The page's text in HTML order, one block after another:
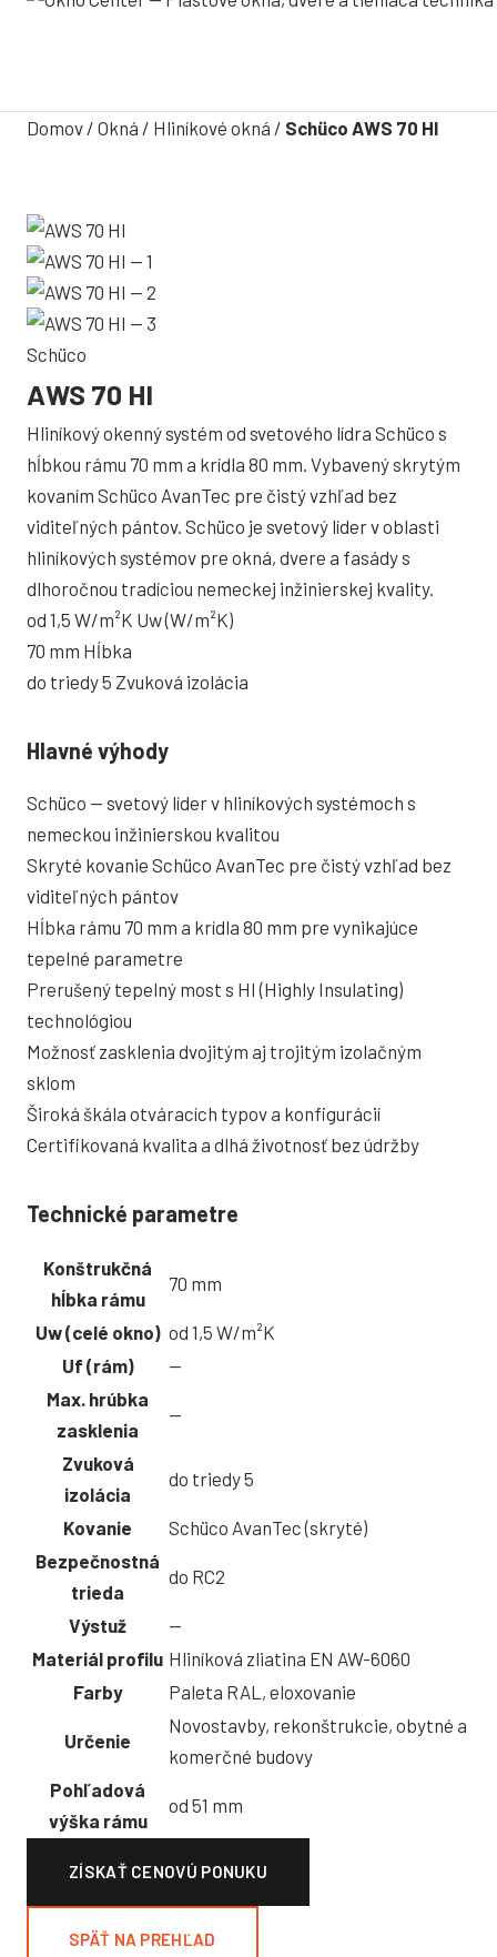
Domov / Okná / Hliníkové okná / Schüco AWS 70 HI
Schüco
AWS 70 HI
Hliníkový okenný systém od svetového lídra Schüco s
hĺbkou rámu 70 mm a krídla 80 mm. Vybavený skrytým
kovaním Schüco AvanTec pre čistý vzhľad bez
viditeľných pántov. Schüco je svetový líder v oblasti
hliníkových systémov pre okná, dvere a fasády s
dlhoročnou tradíciou nemeckej inžinierskej kvality.
od 1,5 W/m²K Uw (W/m²K)
70 mm Hĺbka
do triedy 5 Zvuková izolácia
Hlavné výhody
Schüco — svetový líder v hliníkových systémoch s
nemeckou inžinierskou kvalitou
Skryté kovanie Schüco AvanTec pre čistý vzhľad bez
viditeľných pántov
Hĺbka rámu 70 mm a krídla 80 mm pre vynikajúce
tepelné parametre
Prerušený tepelný most s HI (Highly Insulating)
technológiou
Možnosť zasklenia dvojitým aj trojitým izolačným
sklom
Široká škála otváracích typov a konfigurácií
Certifikovaná kvalita a dlhá životnosť bez údržby
Technické parametre
Konštrukčná
hĺbka rámu
70 mm
Uw (celé okno) od 1,5 W/m²K
Uf (rám)
—
Max. hrúbka
zasklenia
—
Zvuková
izolácia
do triedy 5
Kovanie
Schüco AvanTec (skryté)
Bezpečnostná
trieda
do RC2
Výstuž
—
Materiál profilu Hliníková zliatina EN AW-6060
Farby
Paleta RAL, eloxovanie
Určenie
Novostavby, rekonštrukcie, obytné a
komerčné budovy
Pohľadová
výška rámu
od 51 mm
ZÍSKAŤ CENOVÚ PONUKU
SPÄŤ NA PREHĽAD